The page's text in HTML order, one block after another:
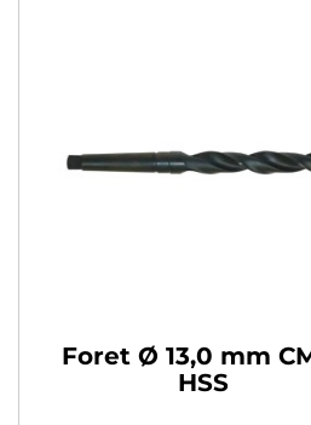
Foret Ø 13,0 mm
HSS